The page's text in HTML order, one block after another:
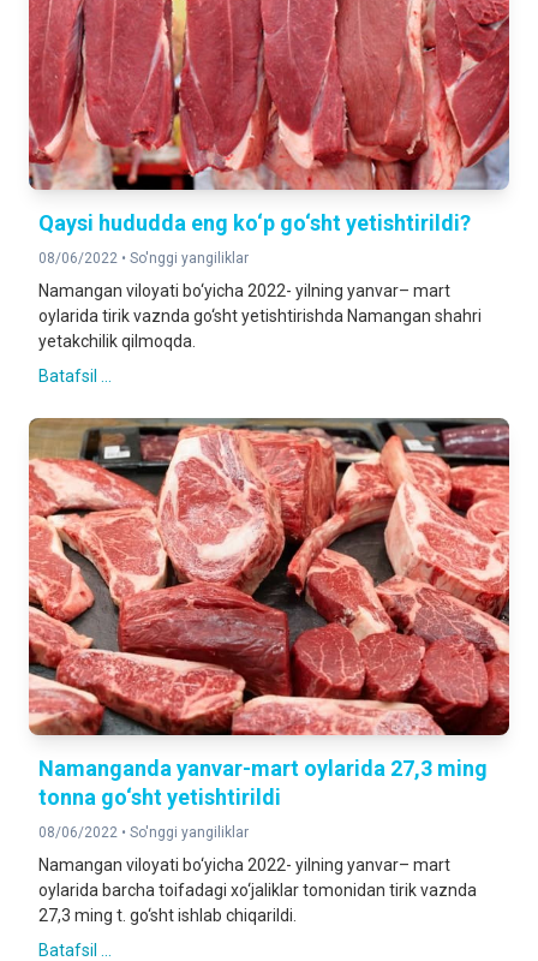
Qaysi hududda eng ko‘p go‘sht yetishtirildi?
08/06/2022 • So'nggi yangiliklar
Namangan viloyati bo‘yicha 2022- yilning yanvar– mart
oylarida tirik vaznda go‘sht yetishtirishda Namangan shahri
yetakchilik qilmoqda.
Batafsil ...
Namanganda yanvar-mart oylarida 27,3 ming
tonna go‘sht yetishtirildi
08/06/2022 • So'nggi yangiliklar
Namangan viloyati bo‘yicha 2022- yilning yanvar– mart
oylarida barcha toifadagi xo‘jaliklar tomonidan tirik vaznda
27,3 ming t. go‘sht ishlab chiqarildi.
Batafsil ...